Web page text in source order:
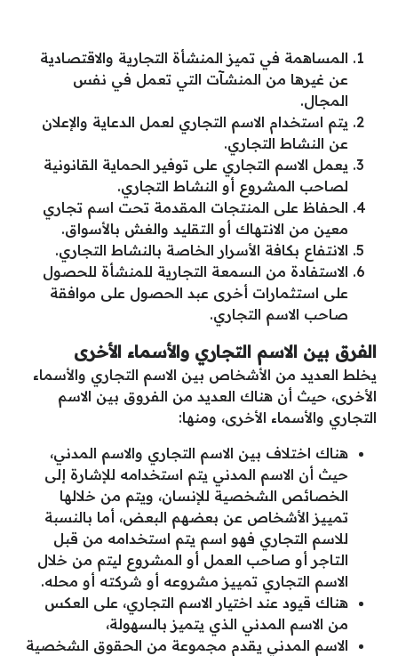
المساهمة في تميز المنشأة التجارية والاقتصادية
عن غيرها من المنشآت التي تعمل في نفس
المجال.
يتم استخدام الاسم التجاري لعمل الدعاية والإعلان
عن النشاط التجاري.
يعمل الاسم التجاري على توفير الحماية القانونية
لصاحب المشروع أو النشاط التجاري.
الحفاظ على المنتجات المقدمة تحت اسم تجاري
معين من الانتهاك أو التقليد والغش بالأسواق.
الانتفاع بكافة الأسرار الخاصة بالنشاط التجاري.
الاستفادة من السمعة التجارية للمنشأة للحصول
على استثمارات أخرى عبد الحصول على موافقة
صاحب الاسم التجاري.
الفرق بين الاسم التجاري والأسماء الأخرى
يخلط العديد من الأشخاص بين الاسم التجاري والأسماء
الأخرى، حيث أن هناك العديد من الفروق بين الاسم
التجاري والأسماء الأخرى، ومنها:
هناك اختلاف بين الاسم التجاري والاسم المدني،
حيث أن الاسم المدني يتم استخدامه للإشارة إلى
الخصائص الشخصية للإنسان، ويتم من خلالها
تمييز الأشخاص عن بعضهم البعض، أما بالنسبة
للاسم التجاري فهو اسم يتم استخدامه من قبل
التاجر أو صاحب العمل أو المشروع ليتم من خلال
الاسم التجاري تمييز مشروعه أو شركته أو محله.
هناك قيود عند اختيار الاسم التجاري، على العكس
من الاسم المدني الذي يتميز بالسهولة،
الاسم المدني يقدم مجموعة من الحقوق الشخصية